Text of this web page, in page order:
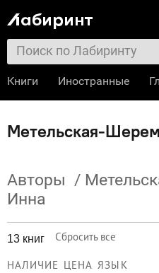
Метельская-
Авторы /
Инна
13 книг Сбросить все
НАЛИЧИЕ ЦЕНА ЯЗЫК
Книги Иностранные